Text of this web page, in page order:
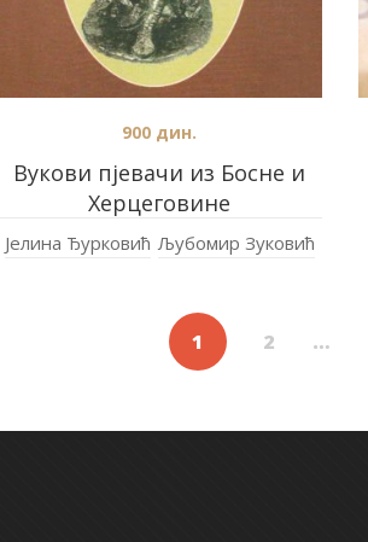
Вукови пјевачи из Босне и
Херцеговине
900 дин.
Јелина Ђурковић Љубомир Зуковић
1 2 …